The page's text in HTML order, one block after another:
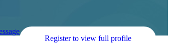
Register to view full profile